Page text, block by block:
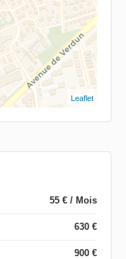
Leaflet
55 € / Mois
630 €
900 €